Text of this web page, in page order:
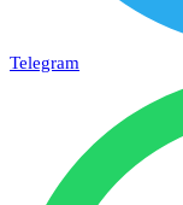
Telegram